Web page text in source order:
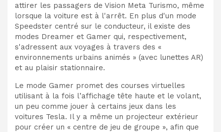
attirer les passagers de Vision Meta Turismo, même
lorsque la voiture est à l'arrêt. En plus d'un mode
Speedster centré sur le conducteur, il existe des
modes Dreamer et Gamer qui, respectivement,
s'adressent aux voyages à travers des «
environnements urbains animés » (avec lunettes AR)
et au plaisir stationnaire.
Le mode Gamer promet des courses virtuelles
utilisant à la fois l’affichage tête haute et le volant,
un peu comme jouer à certains jeux dans les
voitures Tesla. Il y a même un projecteur extérieur
pour créer un « centre de jeu de groupe », afin que